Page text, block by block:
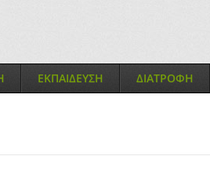
ΕΚΠΑΙΔΕΥΣΗ ΔΙΑΤΡΟΦΗ